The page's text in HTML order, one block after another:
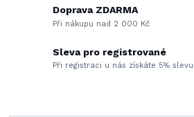
Doprava ZDARMA
Při nákupu nad 2 000 Kč
Sleva pro registrované
Při registraci u nás získáte 5% slevu